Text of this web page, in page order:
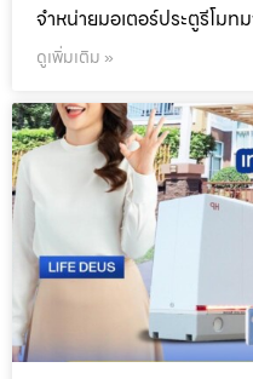
จำหน่ายมอเตอร์ประตูรีโมท
ดูเพิ่มเติม »